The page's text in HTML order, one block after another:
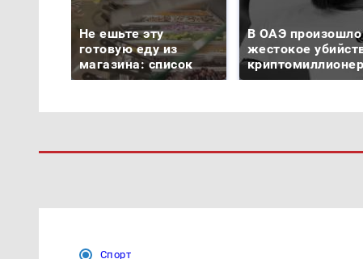
Не ешьте эту
готовую еду из
магазина: список
В ОАЭ произошло
жестокое
Спорт